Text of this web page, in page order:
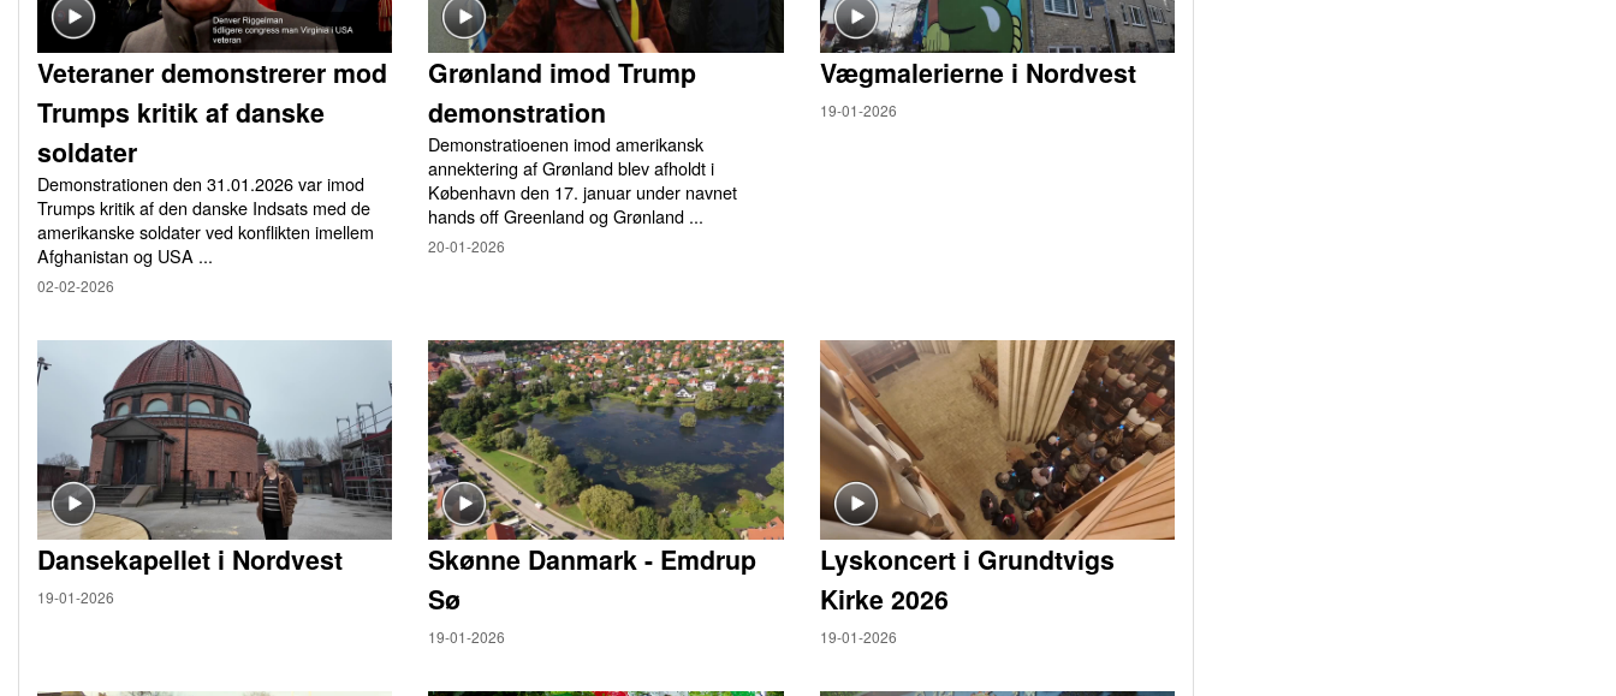
Veteraner demonstrerer mod
Trumps kritik af danske
soldater
Demonstrationen den 31.01.2026 var imod
Trumps kritik af den danske Indsats med de
amerikanske soldater ved konflikten imellem
Afghanistan og USA ...
02-02-2026
Grønland imod Trump
demonstration
Demonstratioenen imod amerikansk
annektering af Grønland blev afholdt i
København den 17. januar under navnet
hands off Greenland og Grønland ...
20-01-2026
Vægmalerierne i Nordvest
19-01-2026
Dansekapellet i Nordvest
19-01-2026
Skønne Danmark - Emdrup
Sø
19-01-2026
Lyskoncert i Grundtvigs
Kirke 2026
19-01-2026